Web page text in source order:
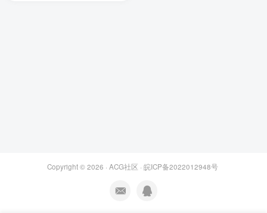
Copyright © 2026 · ACG社区 · 皖ICP备2022012948号